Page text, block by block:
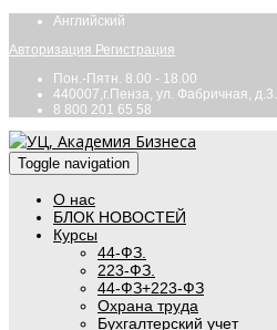
Английский
Авторизация Регистрация
Пон.-Пятн. 8.00 - 18.00
440007,г.Пенза, ул. Фабричная, д.3.
8 800 201 65 58
Toggle navigation
О нас
БЛОК НОВОСТЕЙ
Курсы
44-ФЗ.
223-ФЗ.
44-ФЗ+223-ФЗ
Охрана труда
Бухгалтерский учет